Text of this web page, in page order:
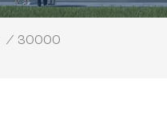
/ 30000